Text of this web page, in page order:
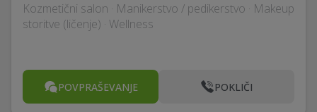
Kozmetični salon · Manikerstvo / pedikerstvo · Makeup
storitve (ličenje) · Wellness
POVPRAŠEVANJE POKLIČI